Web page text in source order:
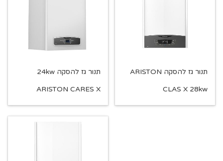
תנור גז להסקה 24kw
ARISTON CARES X
תנור גז להסקה ARISTON
CLAS X 28kw